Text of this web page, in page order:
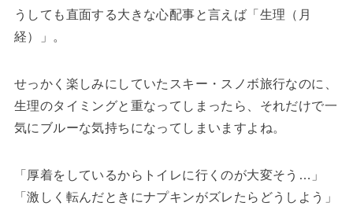
うしても直面する大きな心配事と言えば「生理（月
経）」。
せっかく楽しみにしていたスキー・スノボ旅行なのに、
生理のタイミングと重なってしまったら、それだけで一
気にブルーな気持ちになってしまいますよね。
「厚着をしているからトイレに行くのが大変そう…」
「激しく転んだときにナプキンがズレたらどうしよう」